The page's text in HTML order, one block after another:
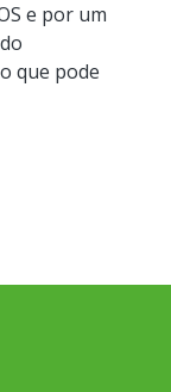
e por um
que pode